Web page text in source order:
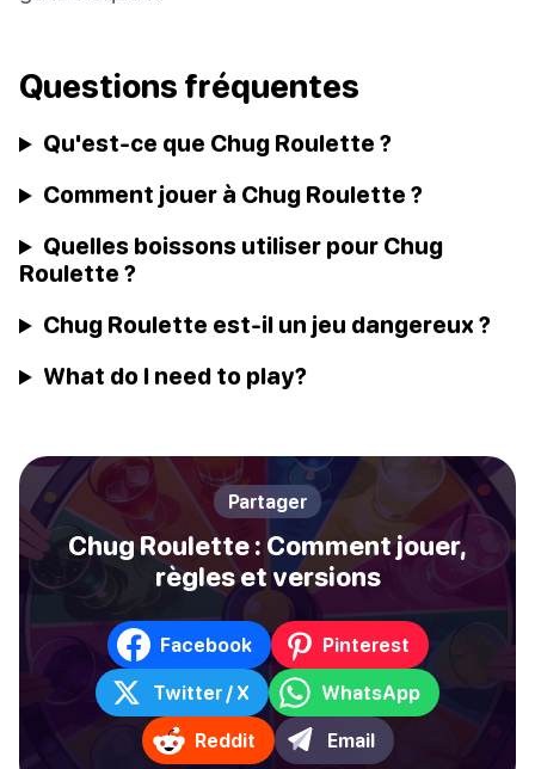
Questions fréquentes
Qu'est-ce que Chug Roulette ?
Comment jouer à Chug Roulette ?
Quelles boissons utiliser pour Chug
Roulette ?
Chug Roulette est-il un jeu dangereux ?
What do I need to play?
Partager
Chug Roulette : Comment jouer,
règles et versions
Facebook Pinterest
Twitter / X WhatsApp
Reddit Email